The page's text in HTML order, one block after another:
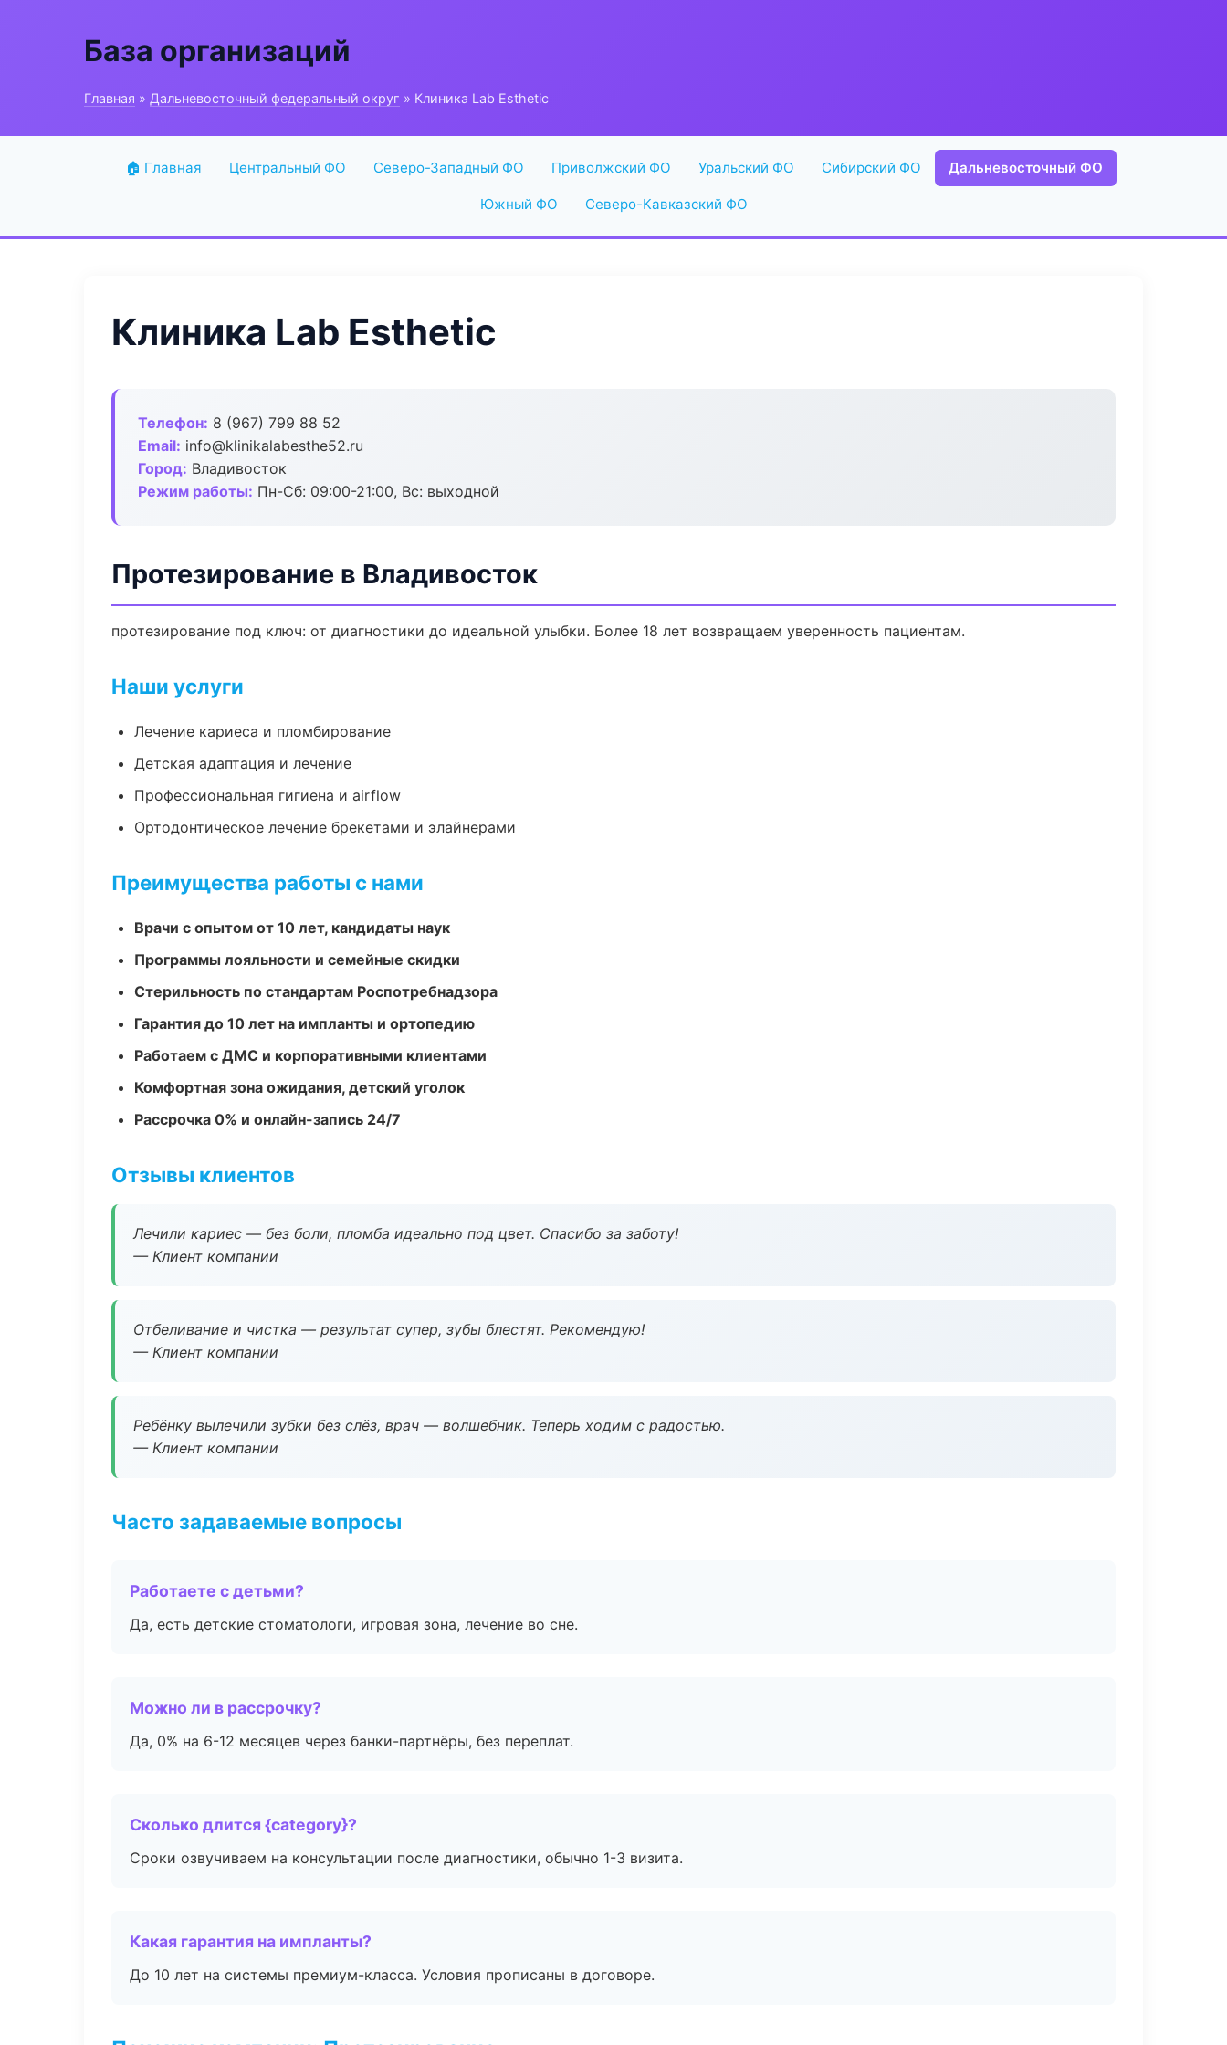
База организаций
Главная » Дальневосточный федеральный округ » Клиника Lab Esthetic
🏠 Главная Центральный ФО Северо-Западный ФО Приволжский ФО Уральский ФО Сибирский ФО Дальневосточный ФО
Южный ФО Северо-Кавказский ФО
Клиника Lab Esthetic
Телефон: 8 (967) 799 88 52
Email: info@klinikalabesthe52.ru
Город: Владивосток
Режим работы: Пн-Сб: 09:00-21:00, Вс: выходной
Протезирование в Владивосток
протезирование под ключ: от диагностики до идеальной улыбки. Более 18 лет возвращаем уверенность пациентам.
Наши услуги
Лечение кариеса и пломбирование
Детская адаптация и лечение
Профессиональная гигиена и airflow
Ортодонтическое лечение брекетами и элайнерами
Преимущества работы с нами
Врачи с опытом от 10 лет, кандидаты наук
Программы лояльности и семейные скидки
Стерильность по стандартам Роспотребнадзора
Гарантия до 10 лет на импланты и ортопедию
Работаем с ДМС и корпоративными клиентами
Комфортная зона ожидания, детский уголок
Рассрочка 0% и онлайн-запись 24/7
Отзывы клиентов
Лечили кариес — без боли, пломба идеально под цвет. Спасибо за заботу!
— Клиент компании
Отбеливание и чистка — результат супер, зубы блестят. Рекомендую!
— Клиент компании
Ребёнку вылечили зубки без слёз, врач — волшебник. Теперь ходим с радостью.
— Клиент компании
Часто задаваемые вопросы
Работаете с детьми?
Да, есть детские стоматологи, игровая зона, лечение во сне.
Можно ли в рассрочку?
Да, 0% на 6-12 месяцев через банки-партнёры, без переплат.
Сколько длится {category}?
Сроки озвучиваем на консультации после диагностики, обычно 1-3 визита.
Какая гарантия на импланты?
До 10 лет на системы премиум-класса. Условия прописаны в договоре.